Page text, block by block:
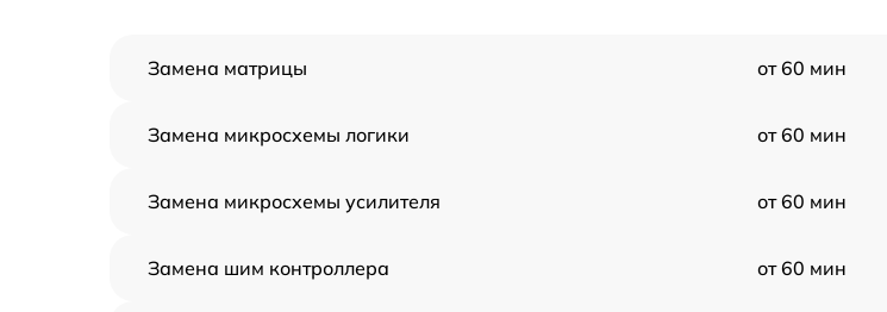
Замена матрицы от 60 мин
Замена микросхемы логики от 60 мин
Замена микросхемы усилителя от 60 мин
Замена шим контроллера от 60 мин